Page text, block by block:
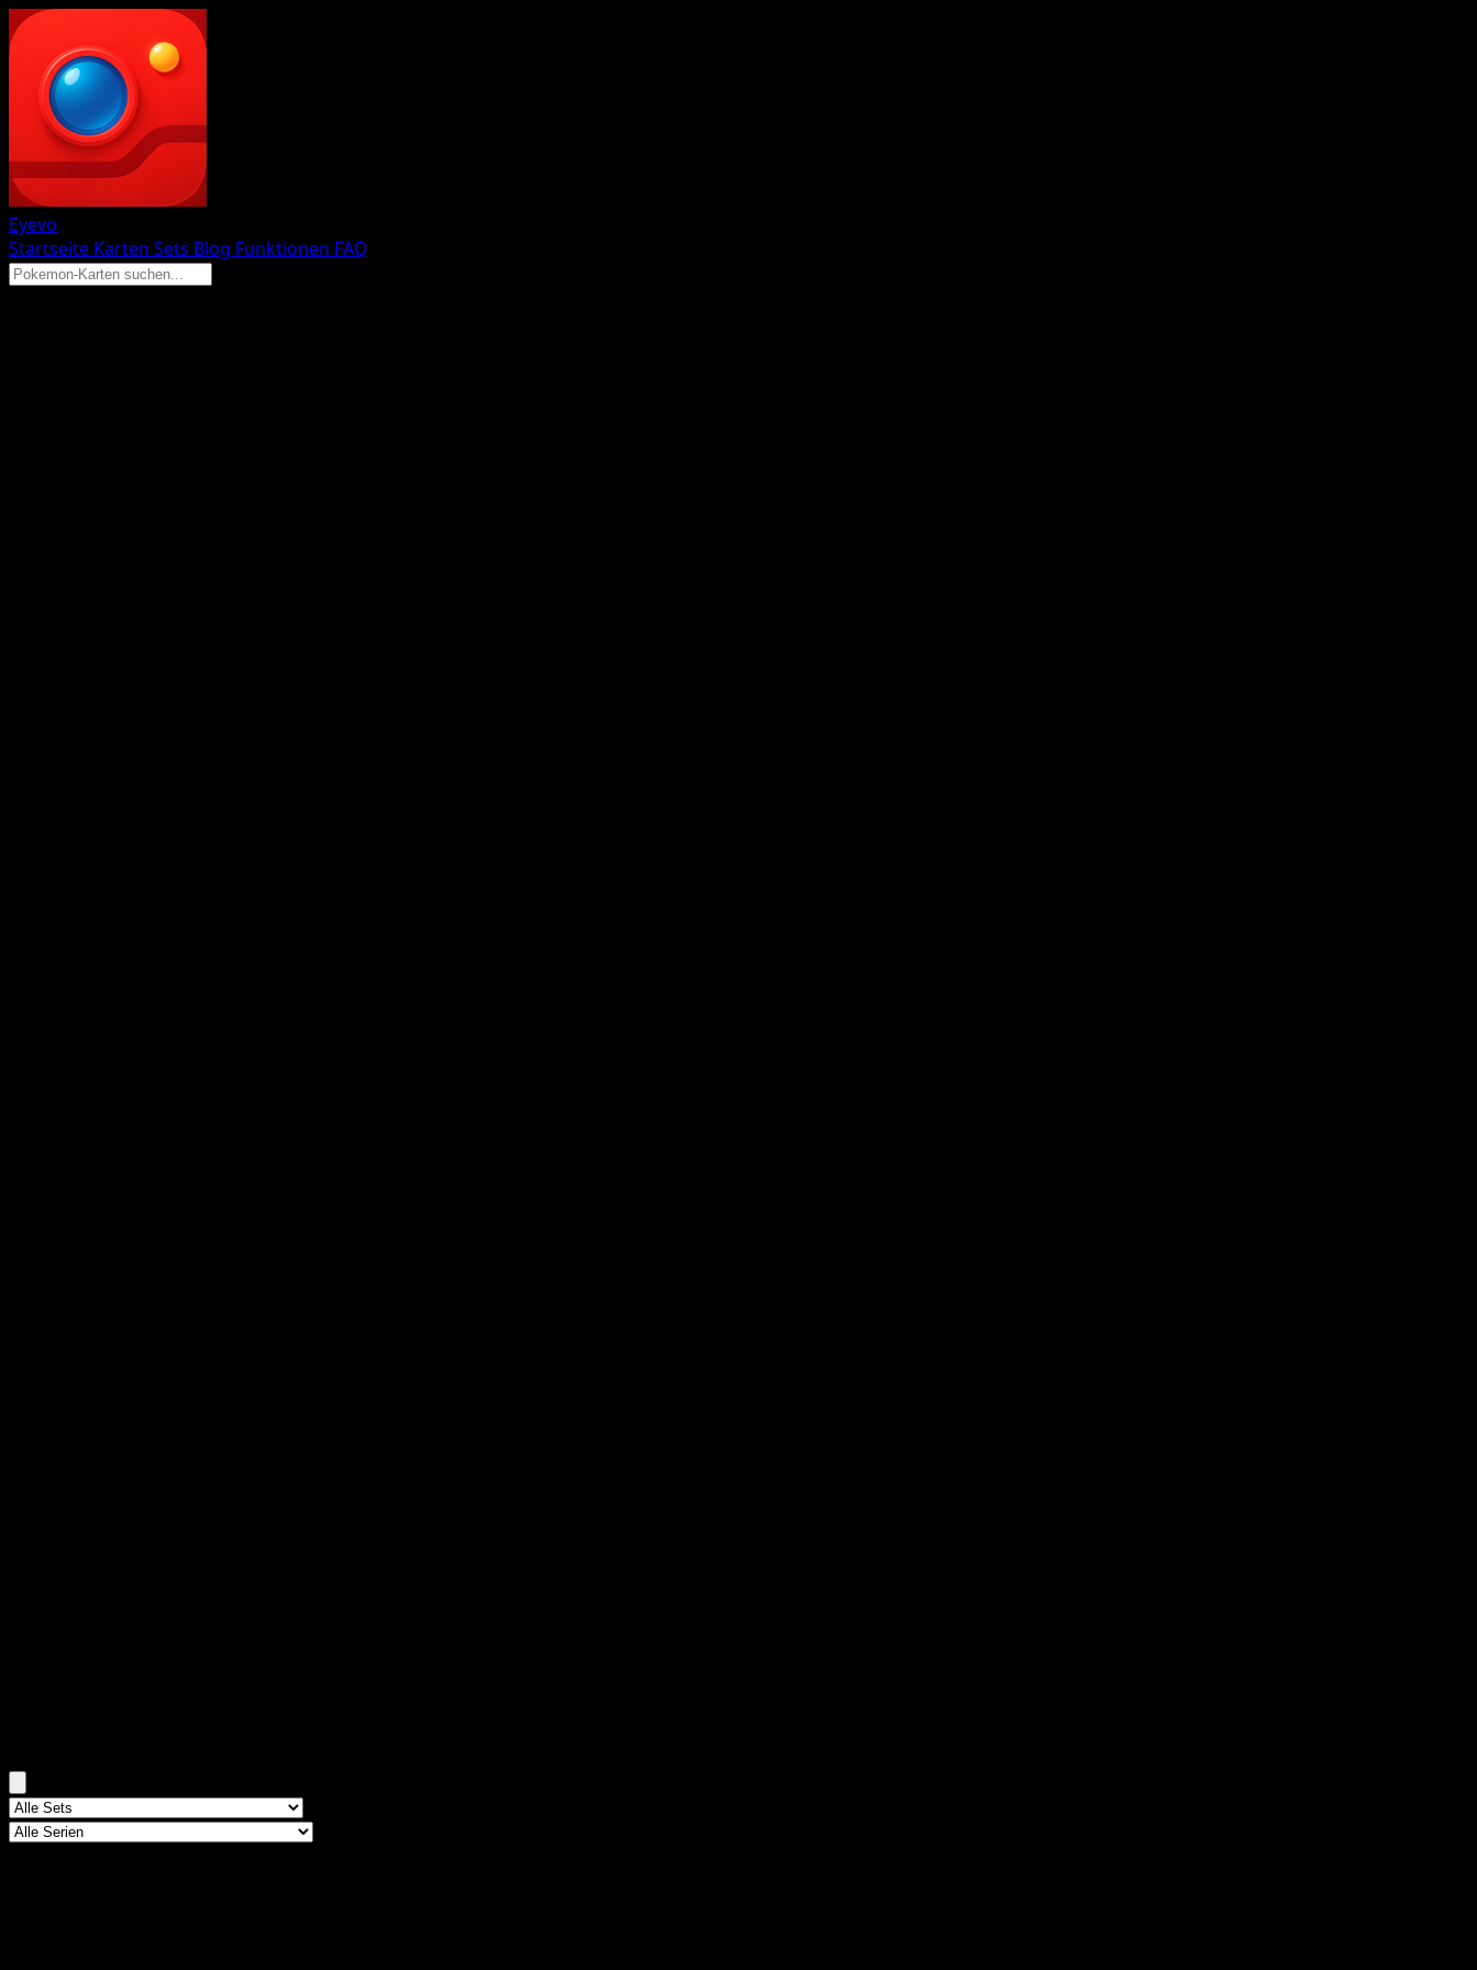
Eyevo
Startseite Karten Sets Blog Funktionen FAQ